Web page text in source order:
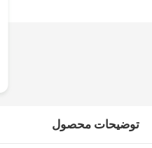
توضیحات محصول